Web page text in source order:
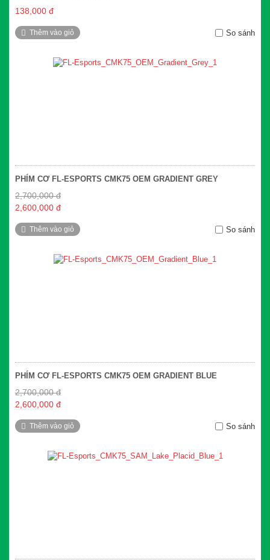
138,000 đ
Thêm vào giỏ So sánh
PHÍM CƠ FL-ESPORTS CMK75 OEM GRADIENT GREY
2,700,000 đ
2,600,000 đ
Thêm vào giỏ So sánh
PHÍM CƠ FL-ESPORTS CMK75 OEM GRADIENT BLUE
2,700,000 đ
2,600,000 đ
Thêm vào giỏ So sánh